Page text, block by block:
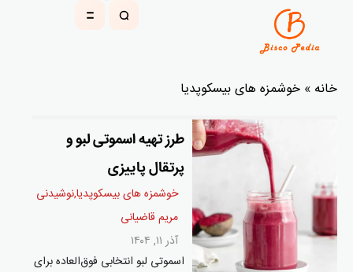
خانه » خوشمزه های بیسکوپدیا
طرز تهیه اسموتی لبو و
پرتقال پاییزی
خوشمزه های بیسکوپدیا,نوشیدنی
مریم قاضیانی
آذر ۱۱, ۱۴۰۴
اسموتی لبو انتخابی فوق‌العاده برای